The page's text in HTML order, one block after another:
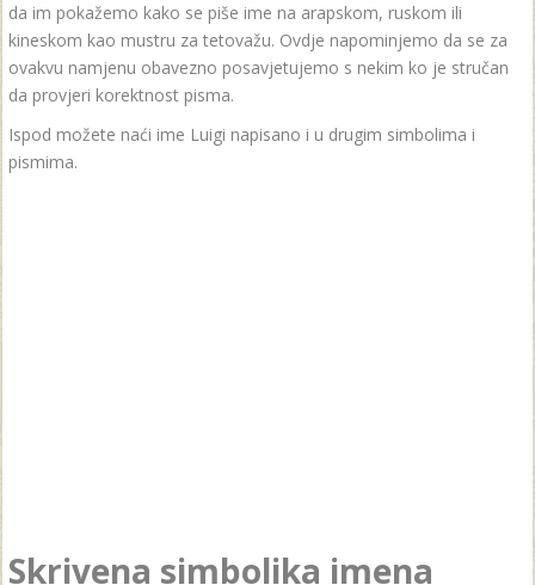
da im pokažemo kako se piše ime na arapskom, ruskom ili
kineskom kao mustru za tetovažu. Ovdje napominjemo da se za
ovakvu namjenu obavezno posavjetujemo s nekim ko je stručan
da provjeri korektnost pisma.
Ispod možete naći ime Luigi napisano i u drugim simbolima i
pismima.
Skrivena simbolika imena